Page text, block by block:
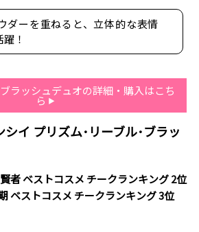
ダーを重ねると、立体的な表情
！
ラッシュデュオの詳細・購入はこち
ら
イ プリズム･リーブル･ブラッ
賢者 ベストコスメ チークランキング 2位
ベストコスメ チークランキング 3位